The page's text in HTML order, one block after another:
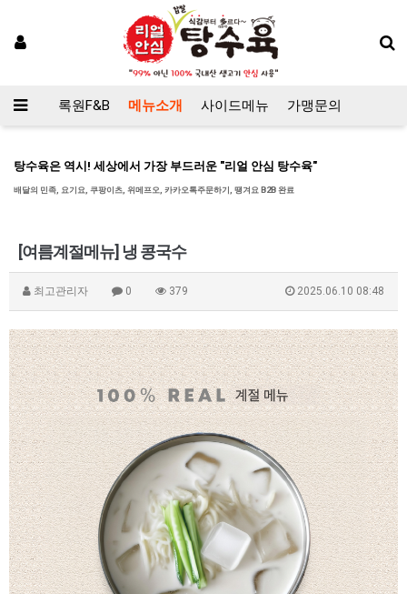
록원F&B 메뉴소개 사이드메뉴 가맹문의
탕수육은 역시! 세상에서 가장 부드러운 "리얼 안심 탕수육"
배달의 민족, 요기요, 쿠팡이츠, 위메프오, 카카오톡주문하기, 땡겨요 B2B 완료
[여름계절메뉴] 냉 콩국수
최고관리자 0 379 2025.06.10 08:48